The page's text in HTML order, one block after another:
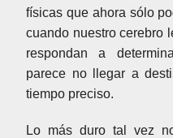
físicas que ahora sólo
cuando nuestro cerebro
respondan a
parece no llegar a
tiempo preciso.
Lo más duro tal vez